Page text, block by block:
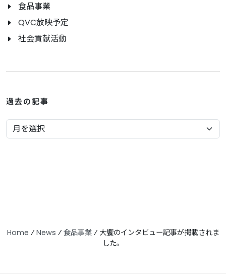
食品事業
QVC放映予定
社会貢献活動
過去の記事
Home ⁄ News ⁄ 食品事業⁄ 大饗のインタビュー記事が掲載されま
した。